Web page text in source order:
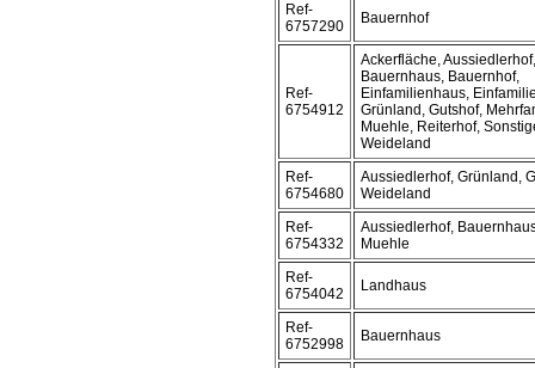
Ref-
6757290
Bauernhof
Ref-
6754912
Ackerfläche, Aussiedlerhof,
Bauernhaus, Bauernhof,
Einfamilienhaus,
Grünland, Gutshof,
Muehle, Reiterhof,
Weideland
Ref-
6754680
Aussiedlerhof, Grünland,
Weideland
Ref-
6754332
Aussiedlerhof,
Muehle
Ref-
6754042
Landhaus
Ref-
6752998
Bauernhaus